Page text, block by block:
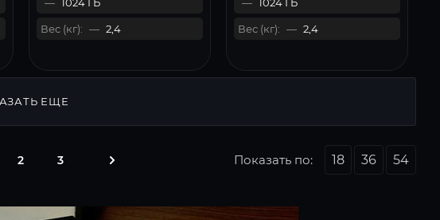
Вес (кг): — 2,4 Вес (кг): — 2,4
ЕЩЕ
2 3 Показать по: 18 36 54